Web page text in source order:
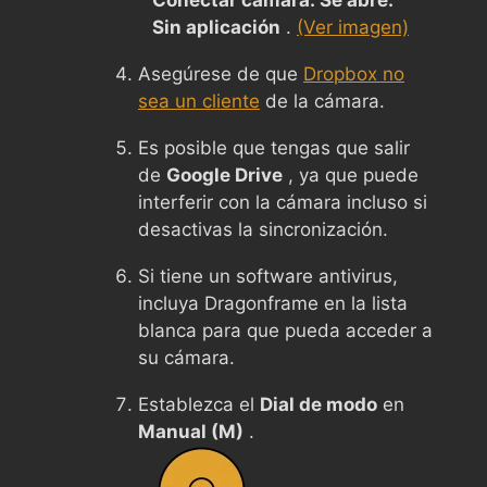
Sin aplicación . (Ver imagen)
Asegúrese de que Dropbox no
sea un cliente de la cámara.
Es posible que tengas que salir
de Google Drive , ya que puede
interferir con la cámara incluso si
desactivas la sincronización.
Si tiene un software antivirus,
incluya Dragonframe en la lista
blanca para que pueda acceder a
su cámara.
Establezca el Dial de modo en
Manual (M) .